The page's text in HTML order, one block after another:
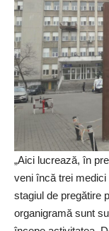
„Aici lucrează, în
veni încă trei
stagiul de pregătire
organigramă sunt